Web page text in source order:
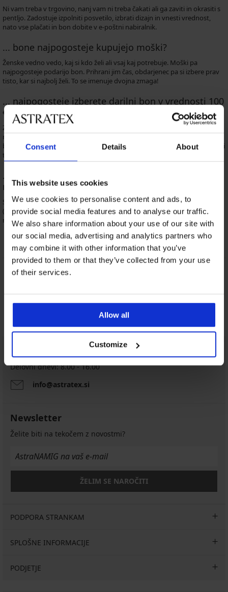
Consent Details About
This website uses cookies
We use cookies to personalise content and ads, to
provide social media features and to analyse our traffic.
We also share information about your use of our site with
our social media, advertising and analytics partners who
may combine it with other information that you’ve
provided to them or that they’ve collected from your use
of their services.
Allow all
Customize
Ni vam treba v trgovino, nanj vam ni treba čakati ali ga zaviti in okrasiti s
pentljo. Zadostuje izpolniti posvetilo, izbrati dizajn in vnesti vrednost,
nato vse plačati in bon dobite v e-poštni nabiralnik.
... bone najpogosteje kupujejo moški?
Ženske vedno vedo, kaj si kdo želi ali vsaj kaj potrebuje. Moški pa
najpogosteje podarijo bon. Prihrani jim čas, obdarjenec pa si izbere prav
tisto, kar si najbolj želi. To se imenuje dvojna zmaga!
... najpogosteje izberete darilni bon v vrednosti 100
€?
Za 100 € si lahko kupite dva čudovita kompleta s podvezicami in
nogavicami, ali kopalke in prestižen kopalni plašč, ali na primer zalogo
boksaric in nogavic za vse leto, in sicer s pižamo vred. Preprosto se vam ni
treba zadrževati in si vsaj enkrat dajte duška.
... z darilnim bonom nekoga razveselite, tudi kadar
ne veste, kaj bi podarili?
S plačanim nakupom preprosto ne bi mogli zgrešiti, četudi bi si želeli
(seveda pa si tega ne želite). Obdarovani ali obdarovana si izbere, kar si
resnično želi. V ustrezni velikosti ter želenega kroja in barve.
Delovni dnevi: 8.00 - 16.00
info@astratex.si
Newsletter
Želite biti na tekočem z novostmi?
ŽELIM SE NAROČITI
PODPORA STRANKAM
SPLOŠNE INFORMACIJE
PODJETJE